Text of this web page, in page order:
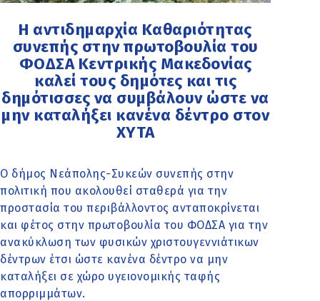
Η αντιδημαρχία Καθαριότητας
συνεπής στην πρωτοβουλία του
ΦΟΔΣΑ Κεντρικής Μακεδονίας
καλεί τους δημότες και τις
δημότισσες να συμβάλουν ώστε να
μην καταλήξει κανένα δέντρο στον
ΧΥΤΑ
Ο δήμος Νεάπολης-Συκεών συνεπής στην
πολιτική που ακολουθεί σταθερά για την
προστασία του περιβάλλοντος ανταποκρίνεται
και φέτος στην πρωτοβουλία του ΦΟΔΣΑ για την
ανακύκλωση των φυσικών χριστουγεννιάτικων
δέντρων έτσι ώστε κανένα δέντρο να μην
καταλήξει σε χώρο υγειονομικής ταφής
απορριμμάτων.